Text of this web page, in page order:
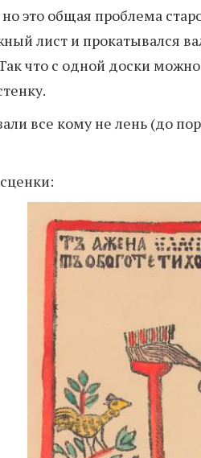
это общая проблема
лист и прокатывался
что с одной доски
все кому не лень (до